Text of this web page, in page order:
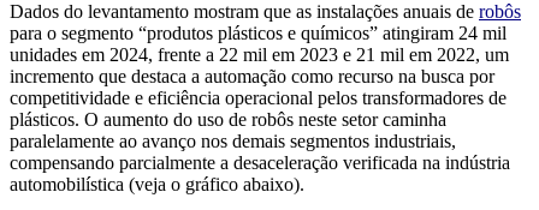
Dados do levantamento mostram que as instalações anuais de robôs
para o segmento “produtos plásticos e químicos” atingiram 24 mil
unidades em 2024, frente a 22 mil em 2023 e 21 mil em 2022, um
incremento que destaca a automação como recurso na busca por
competitividade e eficiência operacional pelos transformadores de
plásticos. O aumento do uso de robôs neste setor caminha
paralelamente ao avanço nos demais segmentos industriais,
compensando parcialmente a desaceleração verificada na indústria
automobilística (veja o gráfico abaixo).